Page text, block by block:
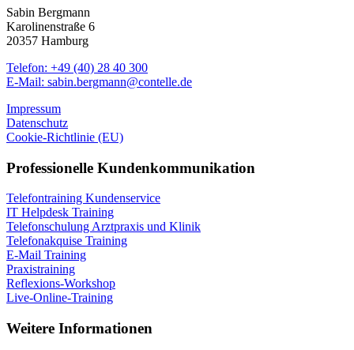
Sabin Bergmann
Karolinenstraße 6
20357 Hamburg
Telefon: +49 (40) 28 40 300
E-Mail: sabin.bergmann@contelle.de
Impressum
Datenschutz
Cookie-Richtlinie (EU)
Professionelle Kundenkommunikation
Telefontraining Kundenservice
IT Helpdesk Training
Telefonschulung Arztpraxis und Klinik
Telefonakquise Training
E-Mail Training
Praxistraining
Reflexions-Workshop
Live-Online-Training
Weitere Informationen